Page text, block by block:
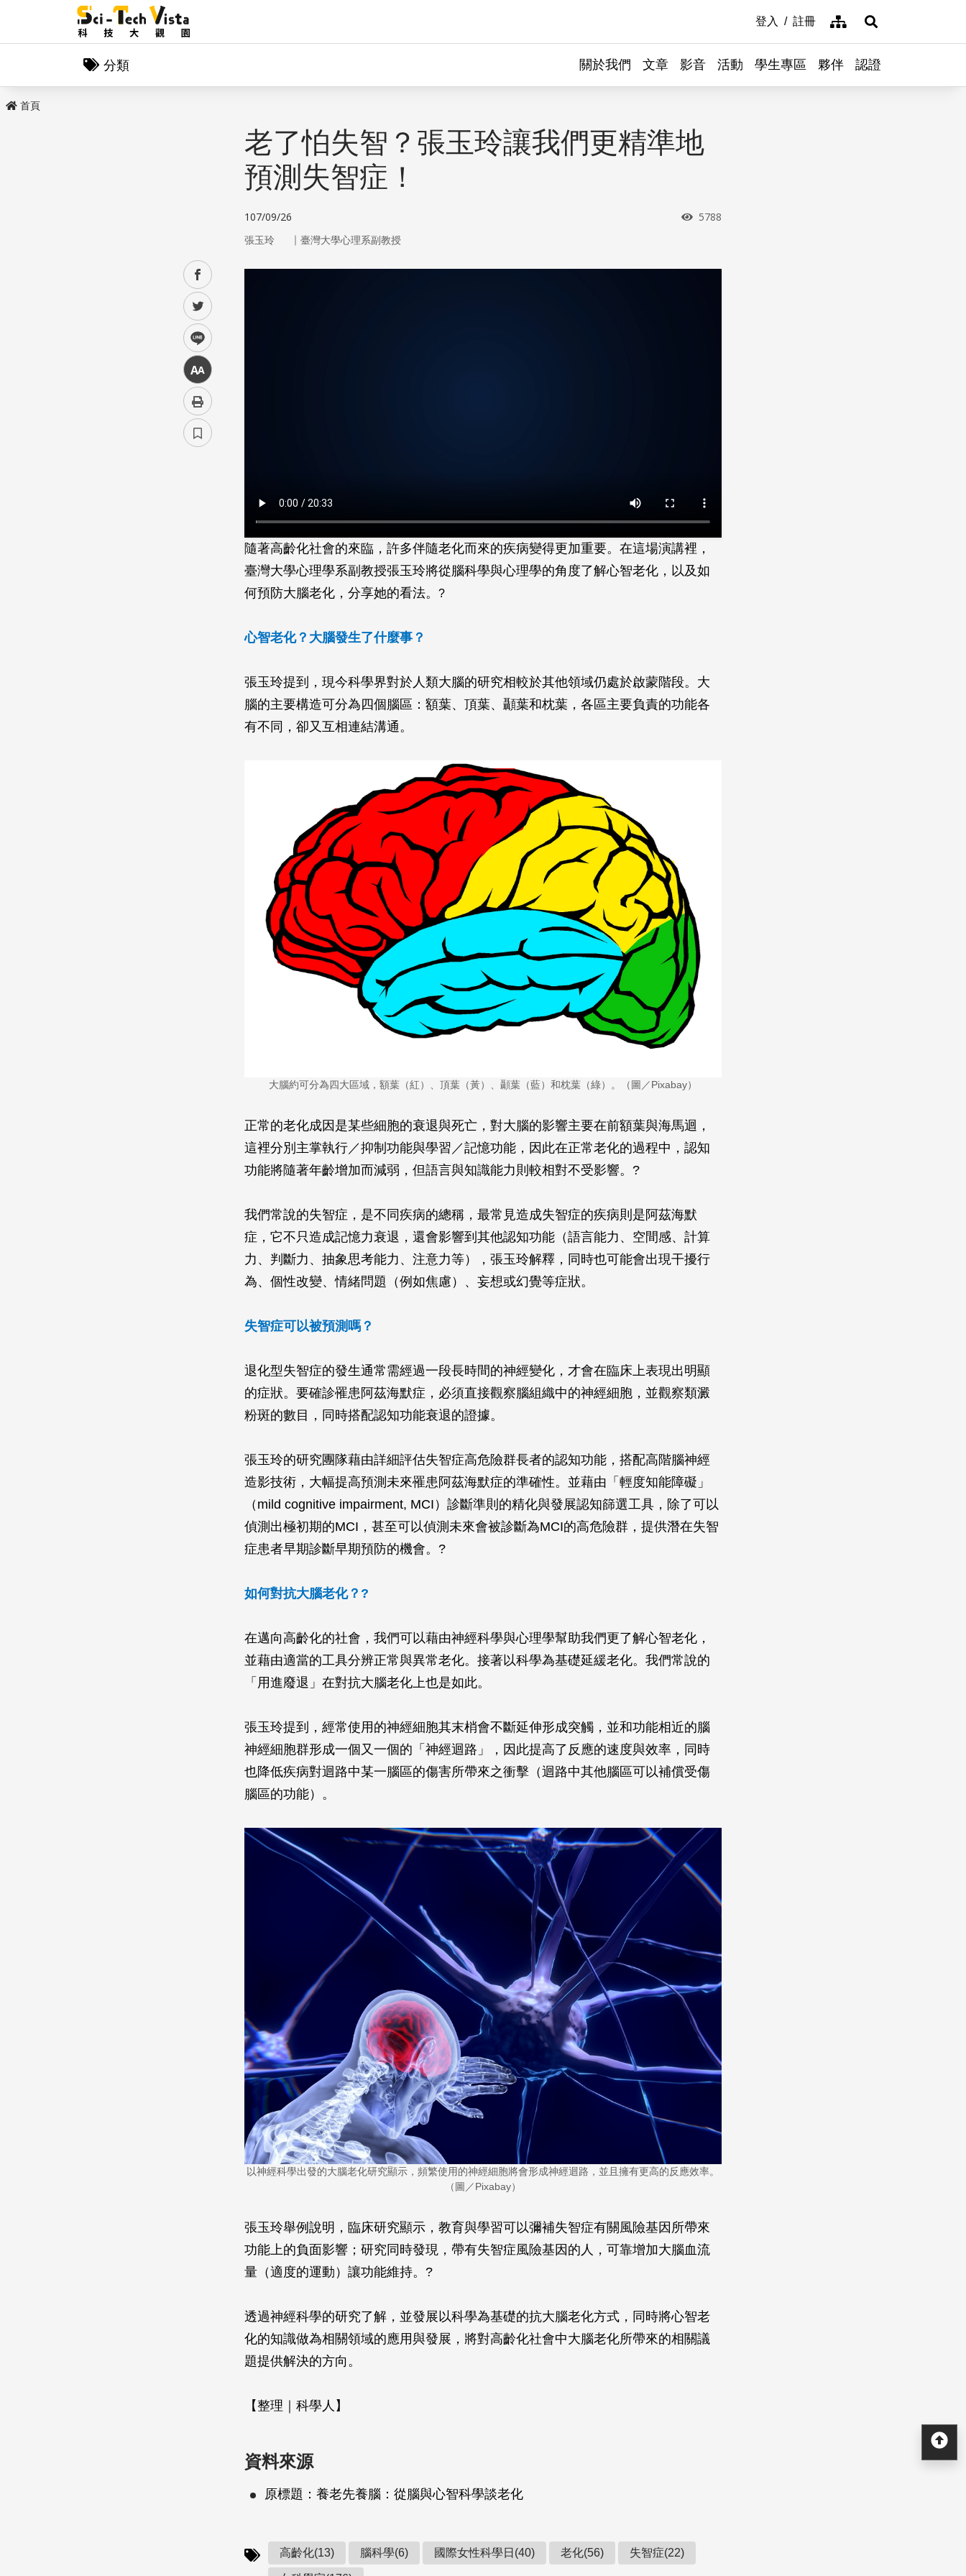
登入 註冊 網站導覽展開搜尋
分類 關於我們 文章 影音 活動 學生專區 夥伴 認證
首頁
facebook
twitter
line
中
老了怕失智？張玉玲讓我們更精準地
預測失智症！
107/09/26 瀏覽次數
5788
張玉玲 ｜ 臺灣大學心理系副教授
隨著高齡化社會的來臨，許多伴隨老化而來的疾病變得更加重要。在這場演講裡，
臺灣大學心理學系副教授張玉玲將從腦科學與心理學的角度了解心智老化，以及如
何預防大腦老化，分享她的看法。 ?
心智老化？大腦發生了什麼事？
張玉玲提到，現今科學界對於人類大腦的研究相較於其他領域仍處於啟蒙階段。大
腦的主要構造可分為四個腦區：額葉、頂葉、顳葉和枕葉，各區主要負責的功能各
有不同，卻又互相連結溝通。
大腦約可分為四大區域，額葉（紅）、頂葉（黃）、顳葉（藍）和枕葉（綠）。（圖／Pixabay）
正常的老化成因是某些細胞的衰退與死亡，對大腦的影響主要在前額葉與海馬迴，
這裡分別主掌執行／抑制功能與學習／記憶功能，因此在正常老化的過程中，認知
功能將隨著年齡增加而減弱，但語言與知識能力則較相對不受影響。?
我們常說的失智症，是不同疾病的總稱，最常見造成失智症的疾病則是阿茲海默
症，它不只造成記憶力衰退，還會影響到其他認知功能（語言能力、空間感、計算
力、判斷力、抽象思考能力、注意力等），張玉玲解釋，同時也可能會出現干擾行
為、個性改變、情緒問題（例如焦慮）、妄想或幻覺等症狀。
失智症可以被預測嗎？
退化型失智症的發生通常需經過一段長時間的神經變化，才會在臨床上表現出明顯
的症狀。要確診罹患阿茲海默症，必須直接觀察腦組織中的神經細胞，並觀察類澱
粉斑的數目，同時搭配認知功能衰退的證據。
張玉玲的研究團隊藉由詳細評估失智症高危險群長者的認知功能，搭配高階腦神經
造影技術，大幅提高預測未來罹患阿茲海默症的準確性。並藉由「輕度知能障礙」
（mild cognitive impairment, MCI）診斷準則的精化與發展認知篩選工具，除了可以
偵測出極初期的MCI，甚至可以偵測未來會被診斷為MCI的高危險群，提供潛在失智
症患者早期診斷早期預防的機會。?
如何對抗大腦老化？?
在邁向高齡化的社會，我們可以藉由神經科學與心理學幫助我們更了解心智老化，
並藉由適當的工具分辨正常與異常老化。接著以科學為基礎延緩老化。我們常說的
「用進廢退」在對抗大腦老化上也是如此。
張玉玲提到，經常使用的神經細胞其末梢會不斷延伸形成突觸，並和功能相近的腦
神經細胞群形成一個又一個的「神經迴路」，因此提高了反應的速度與效率，同時
也降低疾病對迴路中某一腦區的傷害所帶來之衝擊（迴路中其他腦區可以補償受傷
腦區的功能）。
以神經科學出發的大腦老化研究顯示，頻繁使用的神經細胞將會形成神經迴路，並且擁有更高的反應效率。
（圖／Pixabay）
張玉玲舉例說明，臨床研究顯示，教育與學習可以彌補失智症有關風險基因所帶來
功能上的負面影響；研究同時發現，帶有失智症風險基因的人，可靠增加大腦血流
量（適度的運動）讓功能維持。?
透過神經科學的研究了解，並發展以科學為基礎的抗大腦老化方式，同時將心智老
化的知識做為相關領域的應用與發展，將對高齡化社會中大腦老化所帶來的相關議
題提供解決的方向。
【整理｜科學人】
資料來源
原標題：養老先養腦：從腦與心智科學談老化
高齡化(13) 腦科學(6) 國際女性科學日(40) 老化(56) 失智症(22)
回